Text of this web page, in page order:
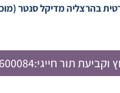
בהרצליה מדיקל סנטר
תור חייגי:073-7600084